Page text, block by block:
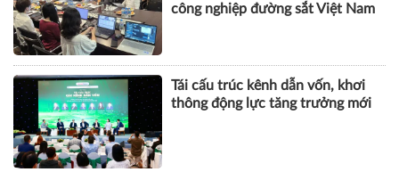
công nghiệp đường sắt Việt Nam
Tái cấu trúc kênh dẫn vốn, khơi
thông động lực tăng trưởng mới